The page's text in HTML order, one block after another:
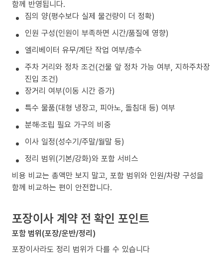
함께 반영됩니다.
짐의 양(평수보다 실제 물건량이 더 정확)
인원 구성(인원이 부족하면 시간/품질에 영향)
엘리베이터 유무/계단 작업 여부/층수
주차 거리와 정차 조건(건물 앞 정차 가능 여부, 지하주차장
진입 조건)
장거리 여부(이동 시간 증가)
특수 물품(대형 냉장고, 피아노, 돌침대 등) 여부
분해·조립 필요 가구의 비중
이사 일정(성수기/주말/월말 등)
정리 범위(기본/강화)와 포함 서비스
비용 비교는 총액만 보지 말고, 포함 범위와 인원/차량 구성을
함께 비교하는 편이 안전합니다.
포장이사 계약 전 확인 포인트
포함 범위(포장/운반/정리)
포장이사라도 정리 범위가 다를 수 있습니다